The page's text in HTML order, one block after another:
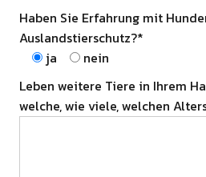
Haben Sie Erfahrung mit
Auslandstierschutz?*
ja
nein
Leben weitere Tiere in Ihrem
welche, wie viele, welchen